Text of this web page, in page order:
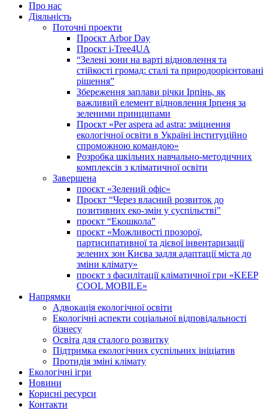
Про нас
Діяльність
Поточні проекти
Проєкт Arbor Day
Проєкт i-Tree4UA
“Зелені зони на варті відновлення та
стійкості громад: cталі та природоорієнтовані
рішення”
Збереження заплави річки Ірпінь, як
важливий елемент відновлення Ірпеня за
зеленими принципами
Проєкт «Per aspera ad astra: зміцнення
екологічної освіти в Україні інституційно
спроможною командою»
Розробка шкільних навчально-методичних
комплексів з кліматичної освіти
Завершена
проєкт «Зелений офіс»
Проєкт “Через власний розвиток до
позитивних еко-змін у суспільстві”
проєкт “Екошкола”
проєкт «Можливості прозорої,
партисипативної та дієвої інвентаризації
зелених зон Києва задля адаптації міста до
зміни клімату»
проєкт з фасилітації кліматичної гри «KEEP
COOL MOBILE»
Напрямки
Адвокація екологічної освіти
Екологічні аспекти соціальної відповідальності
бізнесу
Освіта для сталого розвитку
Підтримка екологічних суспільних ініціатив
Протидія зміні клімату
Екологічні ігри
Новини
Корисні ресурси
Контакти